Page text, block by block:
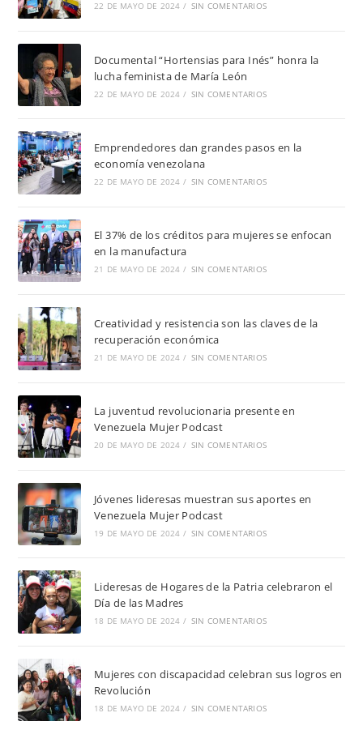
22 DE MAYO DE 2024 / SIN COMENTARIOS
Documental “Hortensias para Inés” honra la
lucha feminista de María León
22 DE MAYO DE 2024 / SIN COMENTARIOS
Emprendedores dan grandes pasos en la
economía venezolana
22 DE MAYO DE 2024 / SIN COMENTARIOS
El 37% de los créditos para mujeres se enfocan
en la manufactura
21 DE MAYO DE 2024 / SIN COMENTARIOS
Creatividad y resistencia son las claves de la
recuperación económica
21 DE MAYO DE 2024 / SIN COMENTARIOS
La juventud revolucionaria presente en
Venezuela Mujer Podcast
20 DE MAYO DE 2024 / SIN COMENTARIOS
Jóvenes lideresas muestran sus aportes en
Venezuela Mujer Podcast
19 DE MAYO DE 2024 / SIN COMENTARIOS
Lideresas de Hogares de la Patria celebraron el
Día de las Madres
18 DE MAYO DE 2024 / SIN COMENTARIOS
Mujeres con discapacidad celebran sus logros en
Revolución
18 DE MAYO DE 2024 / SIN COMENTARIOS